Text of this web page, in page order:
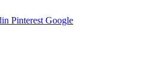
Pinterest Google